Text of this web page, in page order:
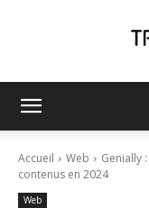
Accueil Web
Genially
contenus en 2024
Web